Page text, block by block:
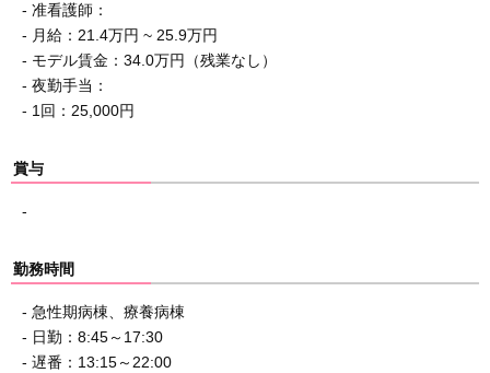
- 准看護師：
- 月給：21.4万円 ~ 25.9万円
- モデル賃金：34.0万円（残業なし）
- 夜勤手当：
- 1回：25,000円
賞与
-
勤務時間
- 急性期病棟、療養病棟
- 日勤：8:45～17:30
- 遅番：13:15～22:00